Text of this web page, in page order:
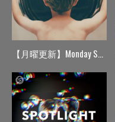
【月曜更新】Monday Spin